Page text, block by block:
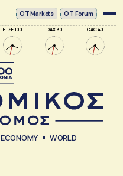
FTSE 100 DAX 30 CAC 40
ΟΤ Markets OT Forum
ECONOMY WORLD